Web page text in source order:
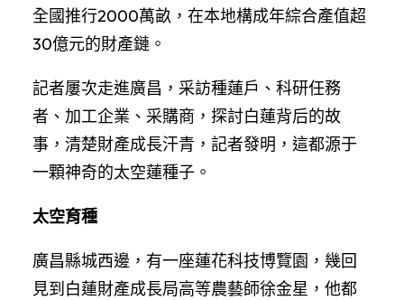
全國推行2000萬畝，在本地構成年綜合產值超
30億元的財產鏈。
記者屢次走進廣昌，采訪種蓮戶、科研任務
者、加工企業、采購商，探討白蓮背后的故
事，清楚財產成長汗青，記者發明，這都源于
一顆神奇的太空蓮種子。
太空育種
廣昌縣城西邊，有一座蓮花科技博覽園，幾回
見到白蓮財產成長局高等農藝師徐金星，他都